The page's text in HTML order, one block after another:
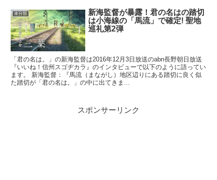
未分類
新海監督が暴露！君の名はの踏切
は小海線の「馬流」で確定! 聖地
巡礼第2弾
「君の名は。」の新海監督は2016年12月3日放送のabn長野朝日放送
『いいね！信州スゴヂカラ』のインタビューで以下のように語ってい
ます。 新海監督：『馬流（まながし）地区辺りにある踏切に良く似
た踏切が「君の名は。」の中に出てきま...
スポンサーリンク